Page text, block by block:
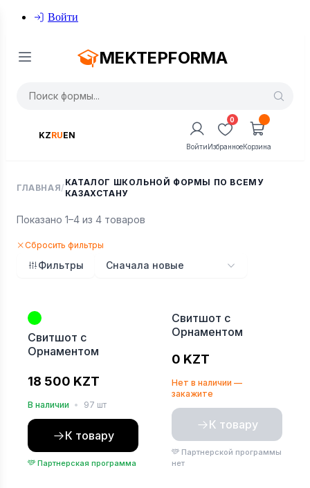
Войти
MEKTEPFORMA
KZRUEN
Войти
0
ИзбранноеКорзина
ГЛАВНАЯ/
КАТАЛОГ ШКОЛЬНОЙ ФОРМЫ ПО ВСЕМУ
КАЗАХСТАНУ
Показано 1–4 из 4 товаров
Сбросить фильтры
Фильтры Сначала новые
Свитшот с
Орнаментом
18 500 KZT
В наличии • 97 шт
К товару
Партнерская программа
Свитшот с
Орнаментом
0 KZT
Нет в наличии —
закажите
К товару
Партнерской программы
нет